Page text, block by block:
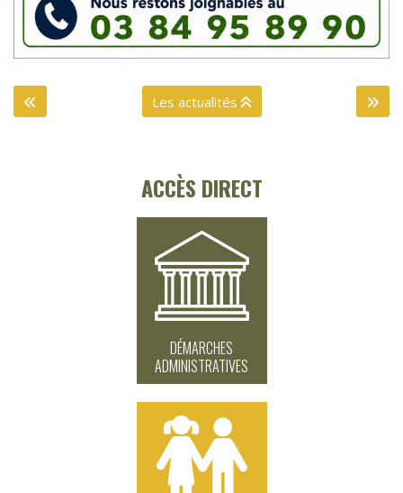
Les actualités
ACCÈS DIRECT
DÉMARCHES
ADMINISTRATIVES